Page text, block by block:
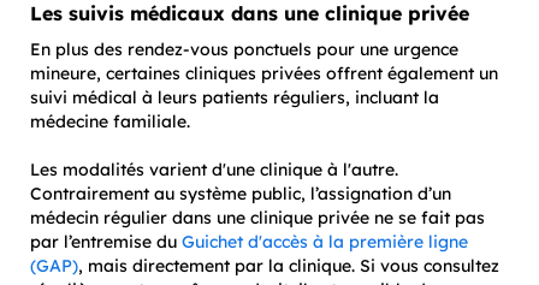
Les suivis médicaux dans une clinique privée
En plus des rendez-vous ponctuels pour une urgence
mineure, certaines cliniques privées offrent également un
suivi médical à leurs patients réguliers, incluant la
médecine familiale.
Les modalités varient d'une clinique à l'autre.
Contrairement au système public, l’assignation d’un
médecin régulier dans une clinique privée ne se fait pas
par l’entremise du Guichet d'accès à la première ligne
(GAP), mais directement par la clinique. Si vous consultez